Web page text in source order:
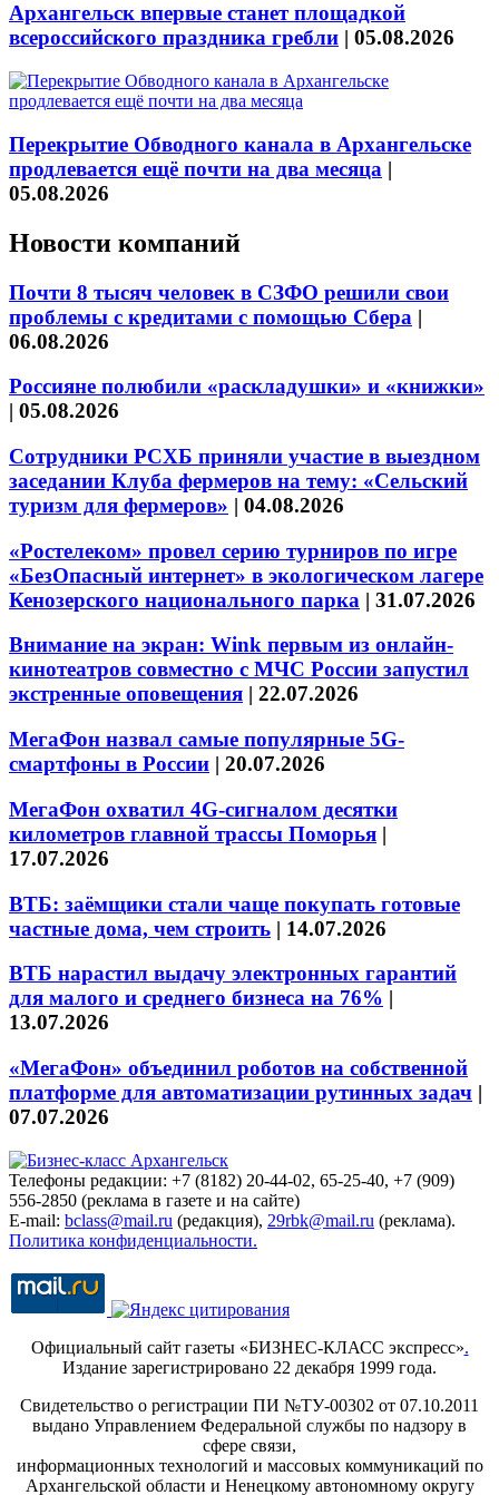
Архангельск впервые станет площадкой
всероссийского праздника гребли | 05.08.2026
Перекрытие Обводного канала в Архангельске
продлевается ещё почти на два месяца |
05.08.2026
Новости компаний
Почти 8 тысяч человек в СЗФО решили свои
проблемы с кредитами с помощью Сбера |
06.08.2026
Россияне полюбили «раскладушки» и «книжки»
| 05.08.2026
Сотрудники РСХБ приняли участие в выездном
заседании Клуба фермеров на тему: «Сельский
туризм для фермеров» | 04.08.2026
«Ростелеком» провел серию турниров по игре
«БезОпасный интернет» в экологическом лагере
Кенозерского национального парка | 31.07.2026
Внимание на экран: Wink первым из онлайн-
кинотеатров совместно с МЧС России запустил
экстренные оповещения | 22.07.2026
МегаФон назвал самые популярные 5G-
смартфоны в России | 20.07.2026
МегаФон охватил 4G-сигналом десятки
километров главной трассы Поморья |
17.07.2026
ВТБ: заёмщики стали чаще покупать готовые
частные дома, чем строить | 14.07.2026
ВТБ нарастил выдачу электронных гарантий
для малого и среднего бизнеса на 76% |
13.07.2026
«МегаФон» объединил роботов на собственной
платформе для автоматизации рутинных задач |
07.07.2026
Телефоны редакции: +7 (8182) 20-44-02, 65-25-40, +7 (909)
556-2850 (реклама в газете и на сайте)
E-mail: bclass@mail.ru (редакция), 29rbk@mail.ru (реклама).
Политика конфиденциальности.
Официальный сайт газеты «БИЗНЕС-КЛАСС экспресс».
Издание зарегистрировано 22 декабря 1999 года.
Свидетельство о регистрации ПИ №ТУ-00302 от 07.10.2011
выдано Управлением Федеральной службы по надзору в
сфере связи,
информационных технологий и массовых коммуникаций по
Архангельской области и Ненецкому автономному округу